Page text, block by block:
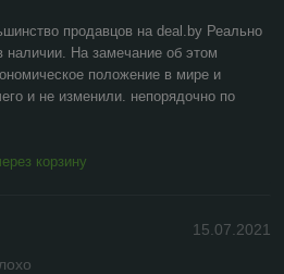
продавцов на deal.by Реально
наличии. На замечание об этом
положение в мире и
и не изменили. непорядочно по
корзину
15.07.2021